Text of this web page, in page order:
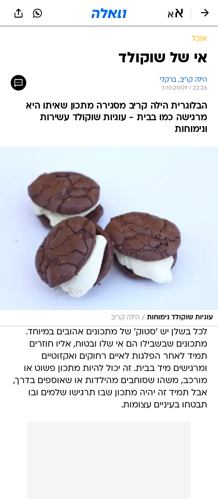
אוכל
אי של שוקולד
הילה קריב, ברקלי
3.10.2009 / 22:26
הבלוגרית הילה קריב מסגירה מתכון שאיתו היא
מרגישה כמו בבית - עוגיות שוקולד עשירות
ונימוחות
עוגיות שוקולד נימוחות / הילה קריב
לכל בשלן יש 'סטוק' של מתכונים אהובים במיוחד.
מתכונים שבשבילו הם אי שלו ובטוח, אליו חוזרים
תמיד לאחר הפלגות לאיים רחוקים ואקזוטיים
ומרגישים מיד בבית. זה יכול להיות מתכון פשוט או
מורכב, משהו שסוחבים מהילדות או שאוספים בדרך,
אבל תמיד זה יהיה מתכון שבו תרגישו שלמים ובו
תבטחו בעיניים עצומות.